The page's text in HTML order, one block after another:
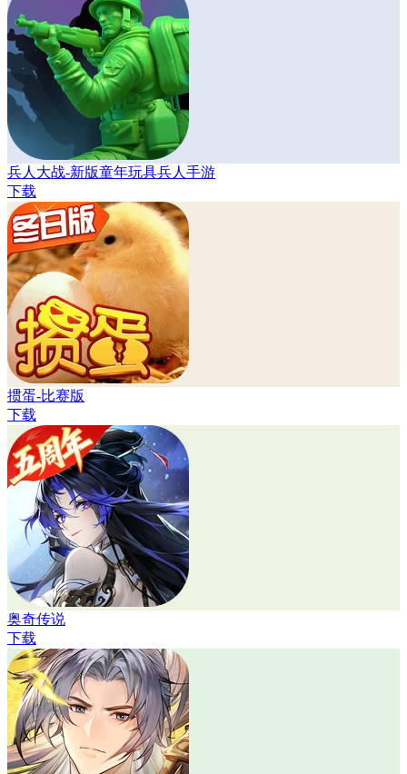
兵人大战-新版童年玩具兵人手游
下载
掼蛋-比赛版
下载
奥奇传说
下载